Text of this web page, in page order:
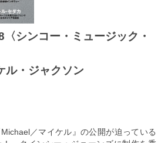
シンコー・ミュージック・
ル・ジャクソン
／マイケル』の公開が迫っている